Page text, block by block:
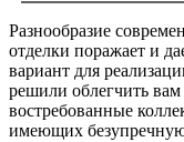
Разнообразие
отделки поражает и
вариант для
решили облегчить
востребованные
имеющих